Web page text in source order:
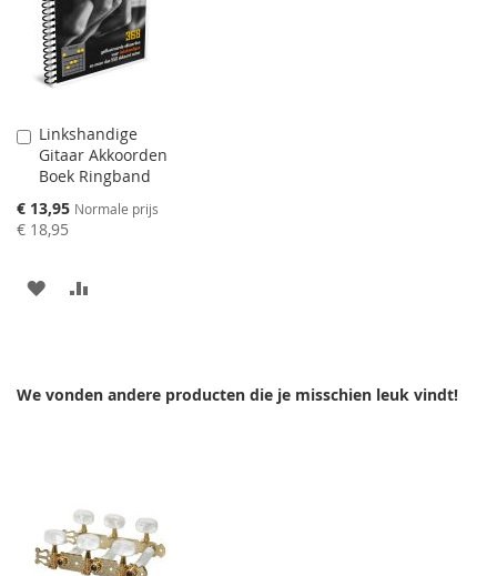
VERGELIJKEN
Linkshandige
Gitaar Akkoorden
Boek Ringband
Speciale
prijs
€ 13,95 Normale prijs
€ 18,95
Aan
winkelwagen
toevoegen
AAN
TE
We vonden andere producten die je misschien leuk vindt!